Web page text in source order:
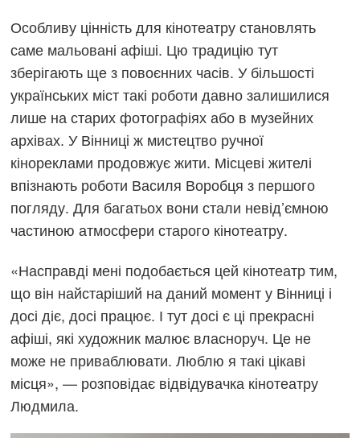
Особливу цінність для кінотеатру становлять
саме мальовані афіші. Цю традицію тут
зберігають ще з повоєнних часів. У більшості
українських міст такі роботи давно залишилися
лише на старих фотографіях або в музейних
архівах. У Вінниці ж мистецтво ручної
кінореклами продовжує жити. Місцеві жителі
впізнають роботи Василя Воробця з першого
погляду. Для багатьох вони стали невід’ємною
частиною атмосфери старого кінотеатру.
«Насправді мені подобається цей кінотеатр тим,
що він найстаріший на даний момент у Вінниці і
досі діє, досі працює. І тут досі є ці прекрасні
афіші, які художник малює власноруч. Це не
може не приваблювати. Люблю я такі цікаві
місця», — розповідає відвідувачка кінотеатру
Людмила.